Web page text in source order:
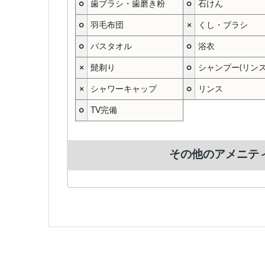
○ 歯ブラシ・歯磨き粉 ○ 石けん
○ 羽毛布団 × くし・ブラシ
○ バスタオル ○ 浴衣
× 髭剃り ○ シャンプー(リン
× シャワーキャップ ○ リンス
○ TV完備
その他のアメニテ